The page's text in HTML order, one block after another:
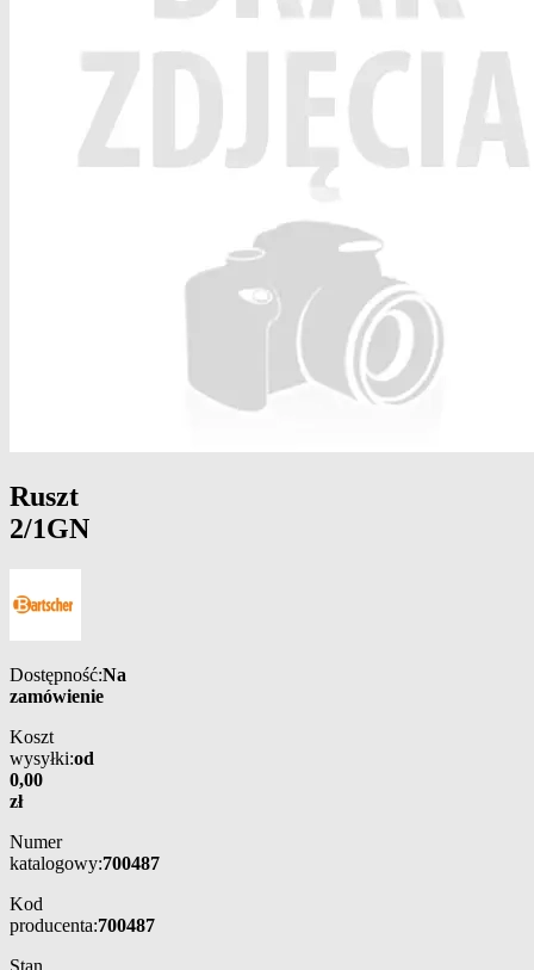
Ruszt
2/1GN
Dostępność:Na
zamówienie
Koszt
wysyłki:od
0,00
zł
Numer
katalogowy:700487
Kod
producenta:700487
Stan